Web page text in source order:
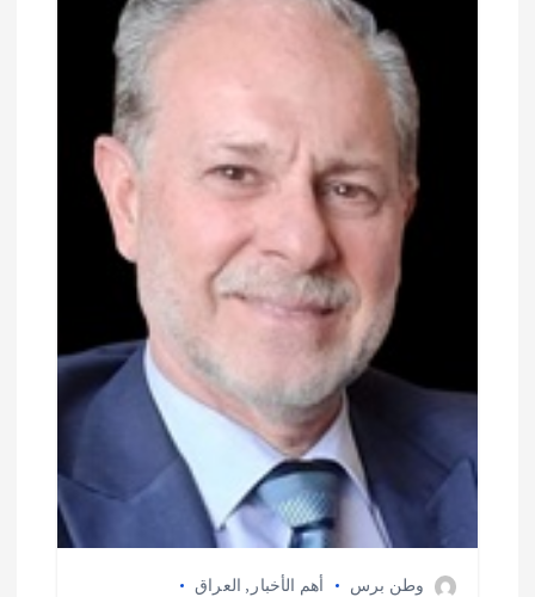
وطن برس أهم الأخبار , العراق